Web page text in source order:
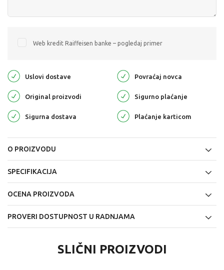
Web kredit Raiffeisen banke – pogledaj primer
Uslovi dostave Povraćaj novca
Original proizvodi Sigurno plaćanje
Sigurna dostava Plaćanje karticom
O PROIZVODU
SPECIFIKACIJA
OCENA PROIZVODA
PROVERI DOSTUPNOST U RADNJAMA
SLIČNI PROIZVODI